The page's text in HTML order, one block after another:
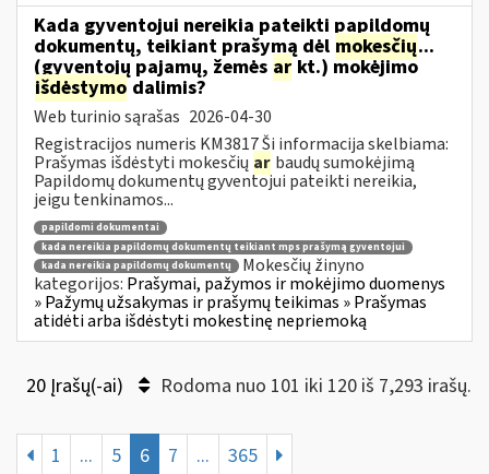
Kada gyventojui nereikia pateikti papildomų
dokumentų, teikiant prašymą dėl mokesčių...
(gyventojų pajamų, žemės ar kt.) mokėjimo
išdėstymo dalimis?
Web turinio sąrašas 2026-04-30
Registracijos numeris KM3817 Ši informacija skelbiama:
Prašymas išdėstyti mokesčių ar baudų sumokėjimą
Papildomų dokumentų gyventojui pateikti nereikia,
jeigu tenkinamos...
papildomi dokumentai
kada nereikia papildomų dokumentų teikiant mps prašymą gyventojui
kada nereikia papildomų dokumentų
Mokesčių žinyno
kategorijos: Prašymai, pažymos ir mokėjimo duomenys
» Pažymų užsakymas ir prašymų teikimas » Prašymas
atidėti arba išdėstyti mokestinę nepriemoką
20 Įrašų(-ai) Rodoma nuo 101 iki 120 iš 7,293 irašų.
1 ... 5 6 7 ... 365